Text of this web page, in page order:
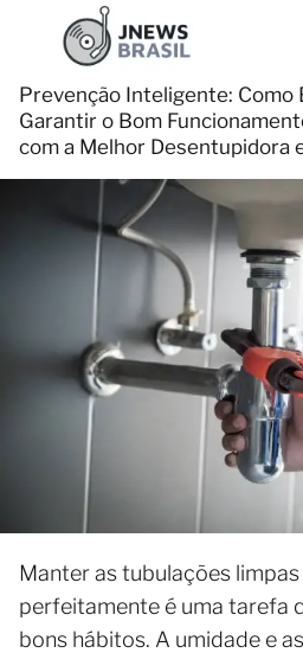
Prevenção Inteligente: Como
Garantir o Bom
com a Melhor Desentupidora
Manter as tubulações
perfeitamente é uma tarefa
bons hábitos. A umidade e